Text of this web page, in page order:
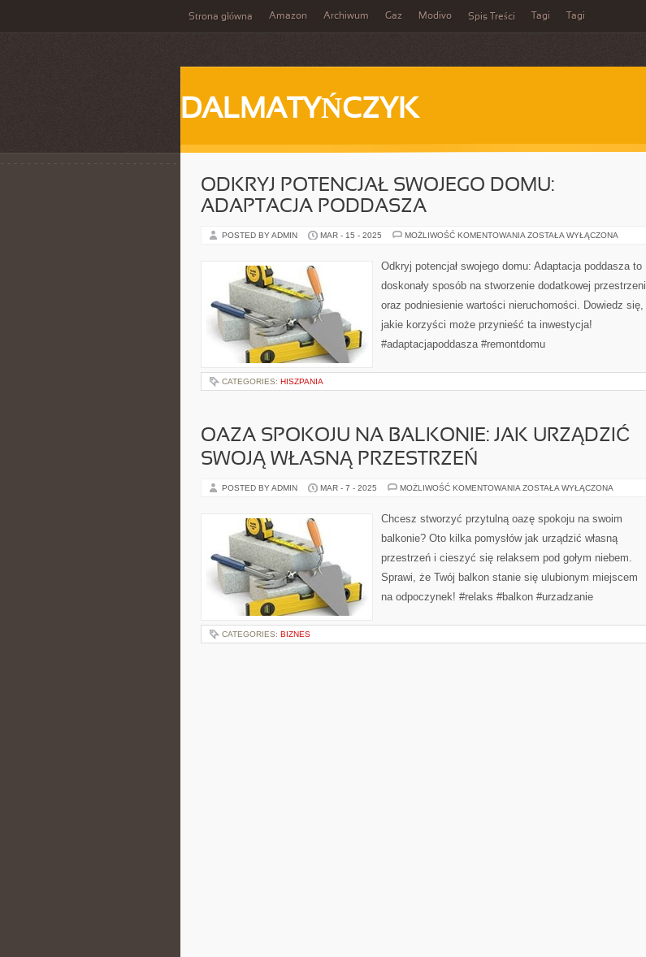
Strona główna Amazon Archiwum Gaz Modivo Spis Treści Tagi Tagi
DALMATYŃCZYK
ODKRYJ POTENCJAŁ SWOJEGO DOMU:
ADAPTACJA PODDASZA
POSTED BY ADMIN MAR - 15 - 2025 MOŻLIWOŚĆ KOMENTOWANIA ODKRYJ
DOMU:
ADAPTACJA
ZOSTAŁA WYŁĄCZONA
Odkryj potencjał swojego domu: Adaptacja poddasza to
doskonały sposób na stworzenie dodatkowej przestrzeni
oraz podniesienie wartości nieruchomości. Dowiedz się,
jakie korzyści może przynieść ta inwestycja!
#adaptacjapoddasza #remontdomu
CATEGORIES: HISZPANIA
OAZA SPOKOJU NA BALKONIE: JAK URZĄDZIĆ
SWOJĄ WŁASNĄ PRZESTRZEŃ
POSTED BY ADMIN MAR - 7 - 2025 MOŻLIWOŚĆ KOMENTOWANIA OAZA
BALKONIE:
JAK
SWOJĄ
PRZESTRZEŃ
ZOSTAŁA WYŁĄCZONA
Chcesz stworzyć przytulną oazę spokoju na swoim
balkonie? Oto kilka pomysłów jak urządzić własną
przestrzeń i cieszyć się relaksem pod gołym niebem.
Sprawi, że Twój balkon stanie się ulubionym miejscem
na odpoczynek! #relaks #balkon #urzadzanie
CATEGORIES: BIZNES